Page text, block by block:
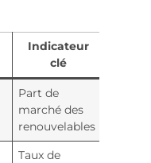
Indicateur
clé
Part de
marché des
renouvelables
Taux de